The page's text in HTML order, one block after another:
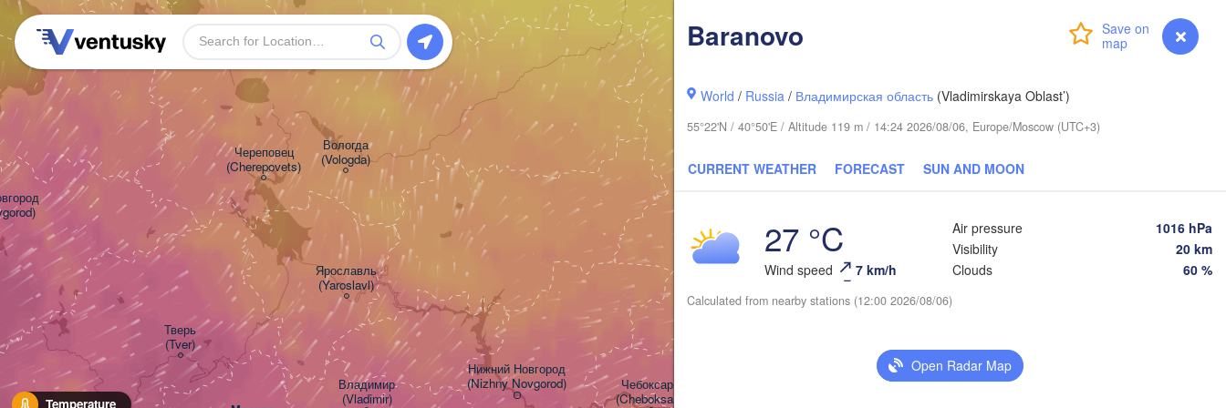
myVentusky Forecast
Baranovo
World / Russia / Владимирская область (Vladimirskaya Oblast’)
55°22'N / 40°50'E / Altitude 119 m / 14:24 2026/08/06, Europe/Moscow (UTC+3)
CURRENT WEATHER FORECAST SUN AND MOON
27 °C
Wind speed 7 km/h
Air pressure
1016 hPa
Visibility
20 km
Clouds
60 %
Calculated from nearby stations (12:00 2026/08/06)
Open Radar Map
Temperature
Нижний Новгород
(Nizhny Novgorod)
Ярославль
(Yaroslavl)
Череповец
(Cherepovets)
Тверь
(Tver)
Вологда
(Vologda)
Владимир
(Vladimir)
Нефтекамск
Чебоксары
(Cheboksary)
Березники
Нижний Тагил
(Nizhny Tagil)